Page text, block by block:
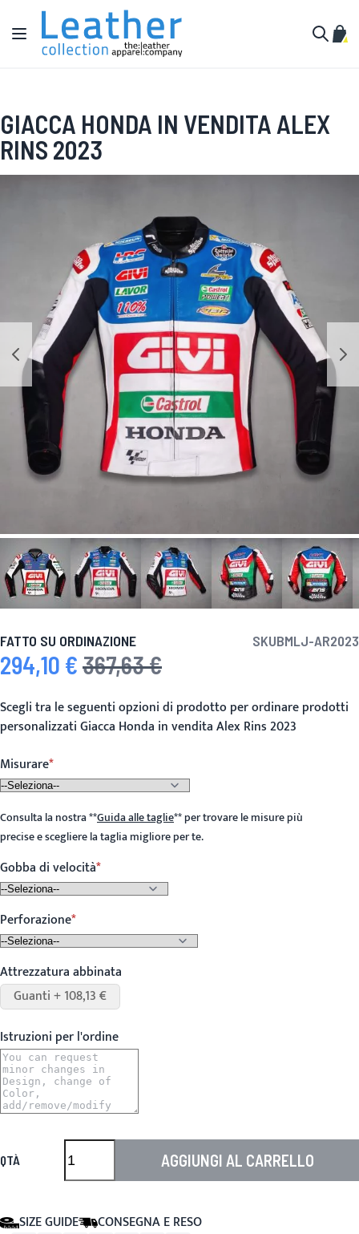
Salta al contenuto
Toggle Nav
GIACCA HONDA IN VENDITA ALEX
RINS 2023
FATTO SU ORDINAZIONE SKUBMLJ-AR2023
Prezzo speciale
294,10 € Prezzo predefinito
367,63 €
Scegli tra le seguenti opzioni di prodotto per ordinare prodotti
personalizzati Giacca Honda in vendita Alex Rins 2023
Misurare
Consulta la nostra**Guida alle taglie**per trovare le misure più
precise e scegliere la taglia migliore per te.
Gobba di velocità
Perforazione
Attrezzatura abbinata
Guanti + 108,13 €
Istruzioni per l'ordine
QTÀ AGGIUNGI AL CARRELLO
SIZE GUIDE CONSEGNA E RESO